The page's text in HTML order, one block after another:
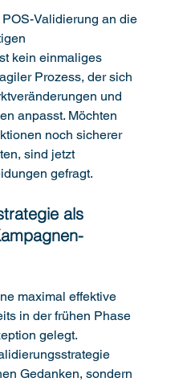
Validierung an die
kein einmaliges
Prozess, der sich
und
anpasst. Möchten
noch sicherer
sind jetzt
gefragt.
als
maximal effektive
in der frühen Phase
gelegt.
Gedanken, sondern